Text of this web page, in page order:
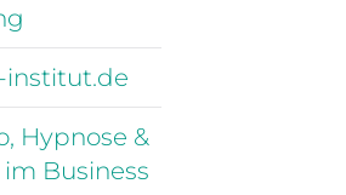
institut.de
Hypnose &
im Business